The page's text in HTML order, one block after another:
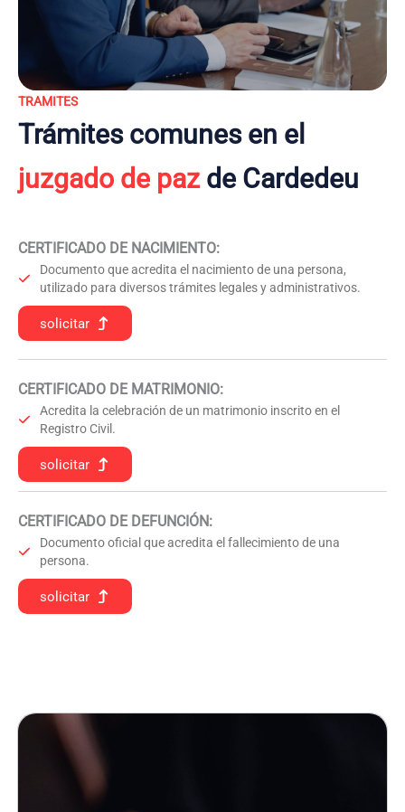
TRAMITES
Trámites comunes en el
juzgado de pazde Cardedeu
CERTIFICADO DE NACIMIENTO:
Documento que acredita el nacimiento de una persona,
utilizado para diversos trámites legales y administrativos.
solicitar
CERTIFICADO DE MATRIMONIO:
Acredita la celebración de un matrimonio inscrito en el
Registro Civil.
solicitar
CERTIFICADO DE DEFUNCIÓN:
Documento oficial que acredita el fallecimiento de una
persona.
solicitar